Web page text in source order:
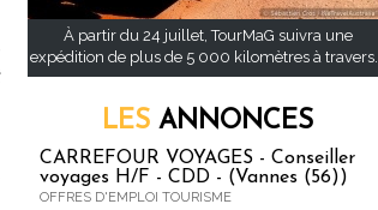
À partir du 24 juillet, TourMaG suivra une
expédition de plus de 5 000 kilomètres à travers...
LES ANNONCES
CARREFOUR VOYAGES - Conseiller
voyages H/F - CDD - (Vannes (56))
OFFRES D'EMPLOI TOURISME